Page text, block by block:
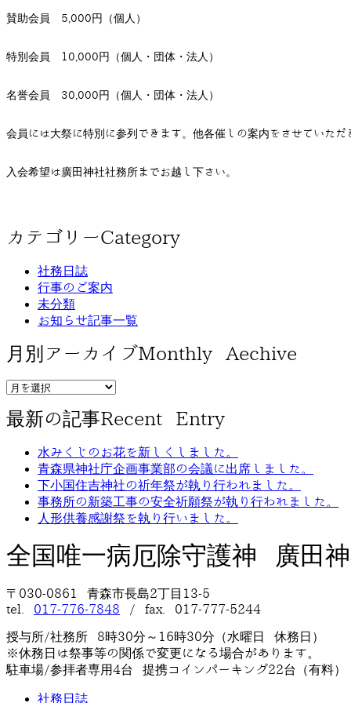
賛助会員 5,000円（個人）
特別会員 10,000円（個人・団体・法人）
名誉会員 30,000円（個人・団体・法人）
会員には大祭に特別に参列できます。他各催しの案内をさせていただ
入会希望は廣田神社社務所までお越し下さい。
カテゴリーCategory
社務日誌
行事のご案内
未分類
お知らせ記事一覧
月別アーカイブMonthly Aechive
最新の記事Recent Entry
水みくじのお花を新しくしました。
青森県神社庁企画事業部の会議に出席しました。
下小国住吉神社の祈年祭が執り行われました。
事務所の新築工事の安全祈願祭が執り行われました。
人形供養感謝祭を執り行いました。
全国唯一病厄除守護神 廣田
〒030-0861 青森市長島2丁目13-5
tel. 017-776-7848 / fax. 017-777-5244
授与所/社務所 8時30分～16時30分（水曜日 休務日）
※休務日は祭事等の関係で変更になる場合があります。
駐車場/参拝者専用4台 提携コインパーキング22台（有料）
社務日誌